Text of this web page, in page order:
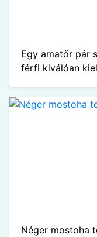
Egy amatőr pár
férfi kiválóan
Néger mostoha